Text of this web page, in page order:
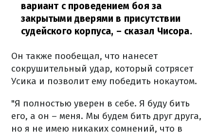
вариант с проведением боя за
закрытыми дверями в присутствии
судейского корпуса, – сказал Чисора.
Он также пообещал, что нанесет
сокрушительный удар, который сотрясет
Усика и позволит ему победить нокаутом.
"Я полностью уверен в себе. Я буду бить
его, а он – меня. Мы будем бить друг друга,
но я не имею никаких сомнений, что в